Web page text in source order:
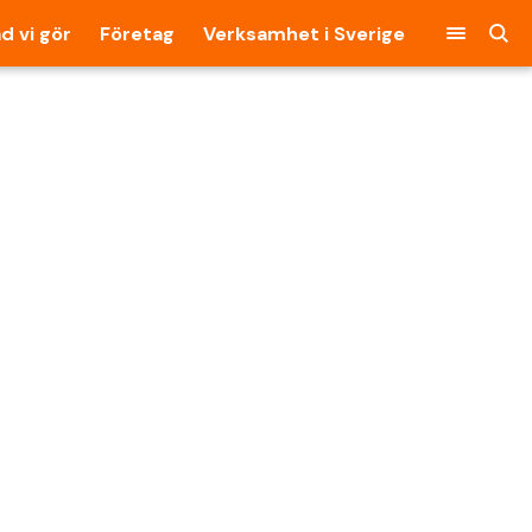
vi gör Företag Verksamhet i Sverige